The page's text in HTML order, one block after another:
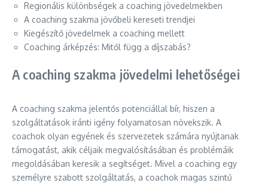
Regionális különbségek a coaching jövedelmekben
A coaching szakma jövőbeli kereseti trendjei
Kiegészítő jövedelmek a coaching mellett
Coaching árképzés: Mitől függ a díjszabás?
A coaching szakma jövedelmi lehetőségei
A coaching szakma jelentős potenciállal bír, hiszen a
szolgáltatások iránti igény folyamatosan növekszik. A
coachok olyan egyének és szervezetek számára nyújtanak
támogatást, akik céljaik megvalósításában és problémáik
megoldásában keresik a segítséget. Mivel a coaching egy
személyre szabott szolgáltatás, a coachok magas szintű